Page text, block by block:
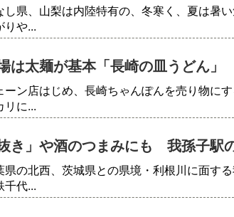
し県、山梨は内陸特有の、冬寒く、夏は暑
りや...
は太麺が基本「長崎の皿うどん」
ーン店はじめ、長崎ちゃんぽんを売り物に
リに...
抜き」や酒のつまみにも 我孫子駅
県の北西、茨城県との県境・利根川に面す
千代...